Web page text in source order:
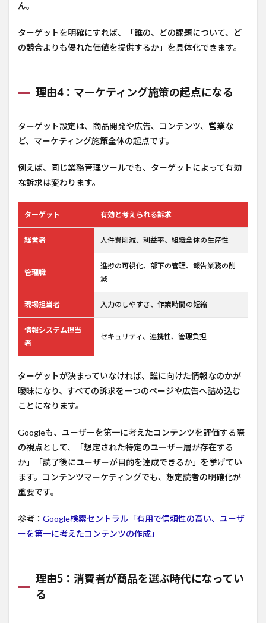
ん。
ターゲットを明確にすれば、「誰の、どの課題について、ど
の競合よりも優れた価値を提供するか」を具体化できます。
理由4：マーケティング施策の起点になる
ターゲット設定は、商品開発や広告、コンテンツ、営業な
ど、マーケティング施策全体の起点です。
例えば、同じ業務管理ツールでも、ターゲットによって有効
な訴求は変わります。
ターゲット 有効と考えられる訴求
経営者 人件費削減、利益率、組織全体の生産性
管理職
進捗の可視化、部下の管理、報告業務の削
減
現場担当者 入力のしやすさ、作業時間の短縮
情報システム担当
者
セキュリティ、連携性、管理負担
ターゲットが決まっていなければ、誰に向けた情報なのかが
曖昧になり、すべての訴求を一つのページや広告へ詰め込む
ことになります。
Googleも、ユーザーを第一に考えたコンテンツを評価する際
の視点として、「想定された特定のユーザー層が存在する
か」「読了後にユーザーが目的を達成できるか」を挙げてい
ます。コンテンツマーケティングでも、想定読者の明確化が
重要です。
参考： Google検索セントラル「有用で信頼性の高い、ユーザ
ーを第一に考えたコンテンツの作成」
理由5：消費者が商品を選ぶ時代になってい
る